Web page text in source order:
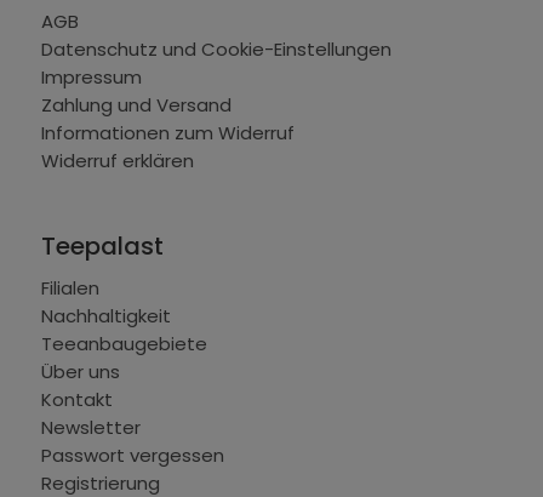
AGB
Datenschutz und Cookie-Einstellungen
Impressum
Zahlung und Versand
Informationen zum Widerruf
Widerruf erklären
Teepalast
Filialen
Nachhaltigkeit
Teeanbaugebiete
Über uns
Kontakt
Newsletter
Passwort vergessen
Registrierung